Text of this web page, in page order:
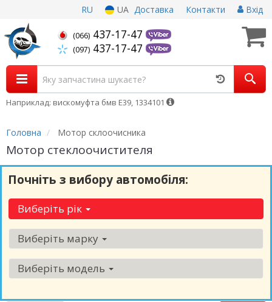
RU UA Доставка Контакти Вхід
(066) 437-17-47
(097) 437-17-47
Наприклад: вискомуфта бмв Е39, 1334101
Головна Мотор склоочисника
Мотор стеклоочистителя
Почніть з вибору автомобіля:
Виберіть рік
Виберіть марку
Виберіть модель